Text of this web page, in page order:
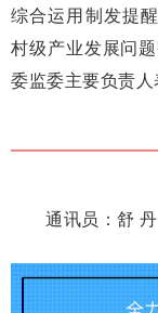
综合运用制发提
村级产业发展问
委监委主要负责人
通讯员：舒 丹